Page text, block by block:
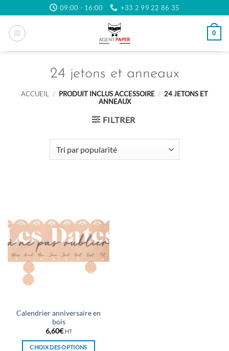
au
contenu
09:00 - 16:00 +33 2 99 22 86 35
0
24 jetons et anneaux
ACCUEIL / PRODUIT INCLUS ACCESSOIRE / 24 JETONS ET
ANNEAUX
FILTRER
Calendrier anniversaire en
bois
6,60€ HT
CHOIX DES OPTIONS